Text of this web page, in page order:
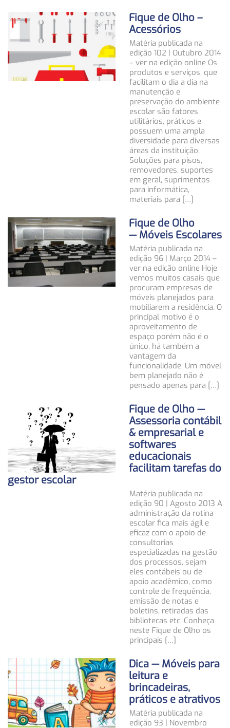
Fique de Olho –
Acessórios
Matéria publicada na
edição 102 | Outubro 2014
– ver na edição online Os
produtos e serviços, que
facilitam o dia a dia na
manutenção e
preservação do ambiente
escolar são fatores
utilitários, práticos e
possuem uma ampla
diversidade para diversas
áreas da instituição.
Soluções para pisos,
removedores, suportes
em geral, suprimentos
para informática,
materiais para […]
Fique de Olho
— Móveis Escolares
Matéria publicada na
edição 96 | Março 2014 –
ver na edição online Hoje
vemos muitos casais que
procuram empresas de
móveis planejados para
mobiliarem a residência. O
principal motivo é o
aproveitamento de
espaço porém não é o
único, há também a
vantagem da
funcionalidade. Um móvel
bem planejado não é
pensado apenas para […]
Fique de Olho —
Assessoria contábil
& empresarial e
softwares
educacionais
facilitam tarefas do
gestor escolar
Matéria publicada na
edição 90 | Agosto 2013 A
administração da rotina
escolar fica mais ágil e
eficaz com o apoio de
consultorias
especializadas na gestão
dos processos, sejam
eles contábeis ou de
apoio acadêmico, como
controle de frequência,
emissão de notas e
boletins, retiradas das
bibliotecas etc. Conheça
neste Fique de Olho os
principais […]
Dica — Móveis para
leitura e
brincadeiras,
práticos e atrativos
Matéria publicada na
edição 93 | Novembro